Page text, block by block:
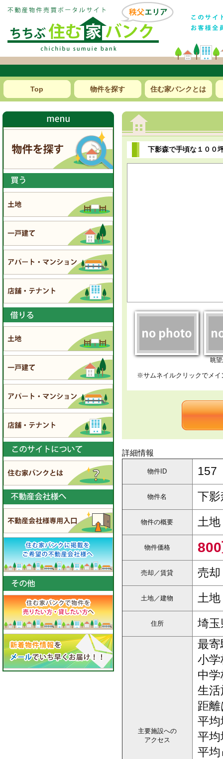
Top 物件を探す 住む家バンクとは
下影森で手頃な１００
眺
※サムネイルクリックでメ
詳細情報
物件ID 157
物件名 下
物件の概要 土地
物件価格
売却／賃貸 売却
土地／建物 土地
住所 埼
主要施設への
アクセス
最
小
中
生
距
平
平
平